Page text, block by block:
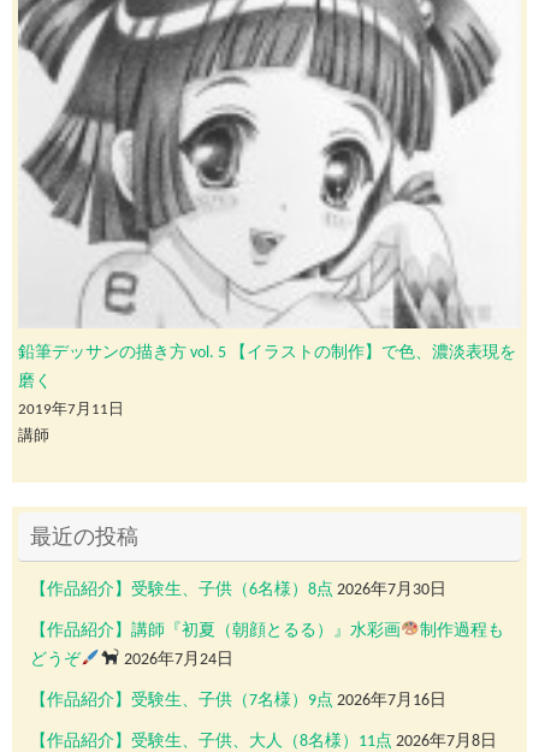
鉛筆デッサンの描き方 vol. 5 【イラストの制作】で色、濃淡表現を
磨く
2019年7月11日
講師
最近の投稿
【作品紹介】受験生、子供（6名様）8点 2026年7月30日
【作品紹介】講師『初夏（朝顔とるる）』水彩画
制作過程も
どうぞ
2026年7月24日
【作品紹介】受験生、子供（7名様）9点 2026年7月16日
【作品紹介】受験生、子供、大人（8名様）11点 2026年7月8日